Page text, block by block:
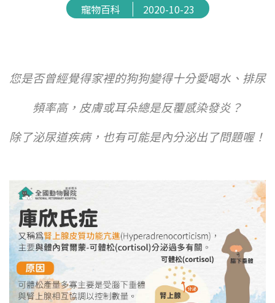
寵物百科 2020-10-23
您是否曾經覺得家裡的狗狗變得十分愛喝水、排尿
頻率高，皮膚或耳朵總是反覆感染發炎？
除了泌尿道疾病，也有可能是內分泌出了問題喔！